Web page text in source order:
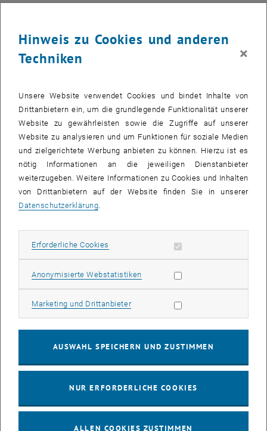
JULI 26 JULI 26
Veranstaltungstyp:
KONFERENZ
Veranstaltungsort:TU Wien, 1040 Wien
EMBA Online Info Session mit Dekan Prof. Dr. Wolfgang
28 Juli 2026
28
JULI 26
16:00-bis
17:00
INFORMATIONSVERANSTALTUNG Online, via Zoom
Info Session Learning Journey Turin
03
INFORMATIONSVERANSTALTUNG Online, Via Zoom
Hinweis zu Cookies und anderen
Techniken
×
Unsere Website verwendet Cookies und bindet Inhalte von
Drittanbietern ein, um die grundlegende Funktionalität unserer
Website zu gewährleisten sowie die Zugriffe auf unserer
Website zu analysieren und um Funktionen für soziale Medien
und zielgerichtete Werbung anbieten zu können. Hierzu ist es
nötig Informationen an die jeweiligen Dienstanbieter
weiterzugeben. Weitere Informationen zu Cookies und Inhalten
von Drittanbietern auf der Website finden Sie in unserer
Datenschutzerklärung
Erforderliche Cookies Erforderliche Cookies zulassen
Anonymisierte WebstatistikenStatistik Cookies zulassen
Marketing und DrittanbieterMarketing Cookies zulassen
AUSWAHL SPEICHERN UND ZUSTIMMEN
NUR ERFORDERLICHE COOKIES
ALLEN COOKIES ZUSTIMMEN